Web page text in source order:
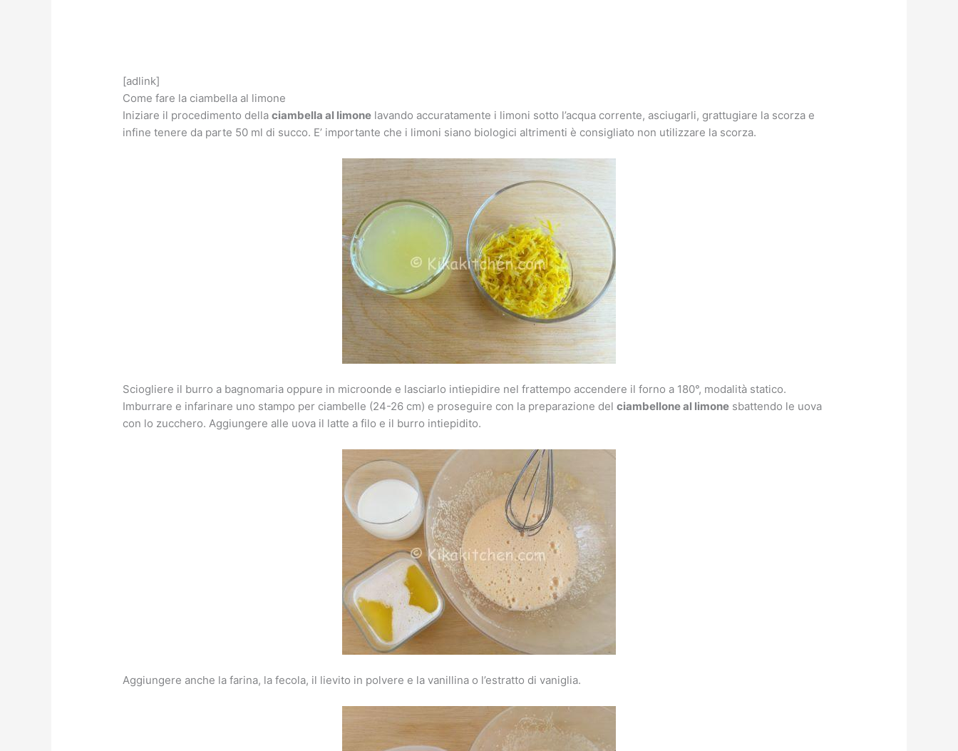
[adlink]
Come fare la ciambella al limone
Iniziare il procedimento dellaciambella al limone lavando accuratamente i limoni sotto l’acqua corrente, asciugarli, grattugiare la scorza e
infine tenere da parte 50 ml di succo. E’ importante che i limoni siano biologici altrimenti è consigliato non utilizzare la scorza.
Sciogliere il burro a bagnomaria oppure in microonde e lasciarlo intiepidire nel frattempo accendere il forno a 180°, modalità statico.
Imburrare e infarinare uno stampo per ciambelle (24-26 cm) e proseguire con la preparazione delciambellone al limone sbattendo le uova
con lo zucchero. Aggiungere alle uova il latte a filo e il burro intiepidito.
Aggiungere anche la farina, la fecola, il lievito in polvere e la vanillina o l’estratto di vaniglia.